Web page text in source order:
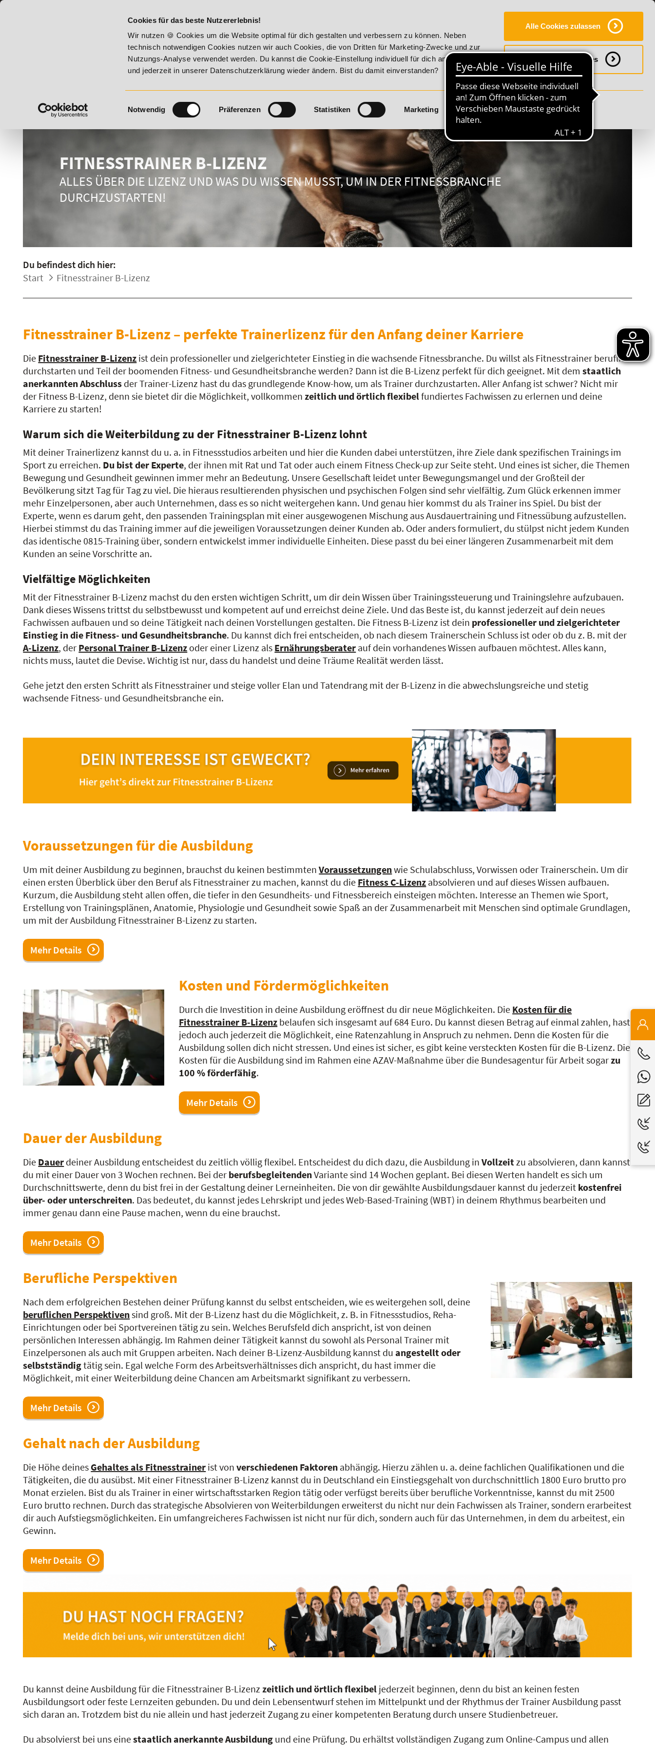
Cookies für das beste Nutzererlebnis!
Wir nutzen 🍪 Cookies um die Website optimal für dich gestalten und verbessern zu können. Neben
technisch notwendigen Cookies nutzen wir auch Cookies, die von Dritten für Marketing-Zwecke und zur
Nutzungs-Analyse verwendet werden. Du kannst die Cookie-Einstellung individuell für dich anpassen
und jederzeit in unserer Datenschutzerklärung wieder ändern. Bist du damit einverstanden?
Einwilligungsauswahl
Notwendig Präferenzen Statistiken Marketing Details anzeigen
Alle Cookies zulassen
Notwendige Cookies
KONTAKT FAQ ONLINE-CAMPUS
20% Rabatt bis 17. August 2026 - Summer Vitality! 20% Rabatt bis 17. August 2026 - Summer Vitality! 20% Rabatt bis 17. August 2026 - Summer Vitality!
FITNESSTRAINER B-LIZENZ
ALLES ÜBER DIE LIZENZ UND WAS DU WISSEN MUSST, UM IN DER FITNESSBRANCHE
DURCHZUSTARTEN!
Du befindest dich hier:
Start
Fitnesstrainer B-Lizenz
Fitnesstrainer B-Lizenz – perfekte Trainerlizenz für den Anfang deiner Karriere
Die Fitnesstrainer B-Lizenz ist dein professioneller und zielgerichteter Einstieg in die wachsende Fitnessbranche. Du willst als Fitnesstrainer beruflich
durchstarten und Teil der boomenden Fitness- und Gesundheitsbranche werden? Dann ist die B-Lizenz perfekt für dich geeignet. Mit demstaatlich
anerkannten Abschluss der Trainer-Lizenz hast du das grundlegende Know-how, um als Trainer durchzustarten. Aller Anfang ist schwer? Nicht mir
der Fitness B-Lizenz, denn sie bietet dir die Möglichkeit, vollkommenzeitlich und örtlich flexibelfundiertes Fachwissen zu erlernen und deine
Karriere zu starten!
Warum sich die Weiterbildung zu der Fitnesstrainer B-Lizenz lohnt
Mit deiner Trainerlizenz kannst du u. a. in Fitnessstudios arbeiten und hier die Kunden dabei unterstützen, ihre Ziele dank spezifischen Trainings im
Sport zu erreichen. Du bist der Experte, der ihnen mit Rat und Tat oder auch einem Fitness Check-up zur Seite steht. Und eines ist sicher, die Themen
Bewegung und Gesundheit gewinnen immer mehr an Bedeutung. Unsere Gesellschaft leidet unter Bewegungsmangel und der Großteil der
Bevölkerung sitzt Tag für Tag zu viel. Die hieraus resultierenden physischen und psychischen Folgen sind sehr vielfältig. Zum Glück erkennen immer
mehr Einzelpersonen, aber auch Unternehmen, dass es so nicht weitergehen kann. Und genau hier kommst du als Trainer ins Spiel. Du bist der
Experte, wenn es darum geht, den passenden Trainingsplan mit einer ausgewogenen Mischung aus Ausdauertraining und Fitnessübung aufzustellen.
Hierbei stimmst du das Training immer auf die jeweiligen Voraussetzungen deiner Kunden ab. Oder anders formuliert, du stülpst nicht jedem Kunden
das identische 0815-Training über, sondern entwickelst immer individuelle Einheiten. Diese passt du bei einer längeren Zusammenarbeit mit dem
Kunden an seine Vorschritte an.
Vielfältige Möglichkeiten
Mit der Fitnesstrainer B-Lizenz machst du den ersten wichtigen Schritt, um dir dein Wissen über Trainingssteuerung und Trainingslehre aufzubauen.
Dank dieses Wissens trittst du selbstbewusst und kompetent auf und erreichst deine Ziele. Und das Beste ist, du kannst jederzeit auf dein neues
Fachwissen aufbauen und so deine Tätigkeit nach deinen Vorstellungen gestalten. Die Fitness B-Lizenz ist dein professioneller und zielgerichteter
Einstieg in die Fitness- und Gesundheitsbranche. Du kannst dich frei entscheiden, ob nach diesem Trainerschein Schluss ist oder ob du z. B. mit der
A-Lizenz, der Personal Trainer B-Lizenz oder einer Lizenz als Ernährungsberater auf dein vorhandenes Wissen aufbauen möchtest. Alles kann,
nichts muss, lautet die Devise. Wichtig ist nur, dass du handelst und deine Träume Realität werden lässt.
Gehe jetzt den ersten Schritt als Fitnesstrainer und steige voller Elan und Tatendrang mit der B-Lizenz in die abwechslungsreiche und stetig
wachsende Fitness- und Gesundheitsbranche ein.
Voraussetzungen für die Ausbildung
Um mit deiner Ausbildung zu beginnen, brauchst du keinen bestimmtenVoraussetzungenwie Schulabschluss, Vorwissen oder Trainerschein. Um dir
einen ersten Überblick über den Beruf als Fitnesstrainer zu machen, kannst du die Fitness C-Lizenz absolvieren und auf dieses Wissen aufbauen.
Kurzum, die Ausbildung steht allen offen, die tiefer in den Gesundheits- und Fitnessbereich einsteigen möchten. Interesse an Themen wie Sport,
Erstellung von Trainingsplänen, Anatomie, Physiologie und Gesundheit sowie Spaß an der Zusammenarbeit mit Menschen sind optimale Grundlagen,
um mit der Ausbildung Fitnesstrainer B-Lizenz zu starten.
Mehr Details
Kosten und Fördermöglichkeiten
Durch die Investition in deine Ausbildung eröffnest du dir neue Möglichkeiten. Die Kosten für die
Fitnesstrainer B-Lizenz belaufen sich insgesamt auf 684 Euro. Du kannst diesen Betrag auf einmal zahlen, hast
jedoch auch jederzeit die Möglichkeit, eine Ratenzahlung in Anspruch zu nehmen. Denn die Kosten für die
Ausbildung sollen dich nicht stressen. Und eines ist sicher, es gibt keine versteckten Kosten für die B-Lizenz. Die
Kosten für die Ausbildung sind im Rahmen eine AZAV-Maßnahme über die Bundesagentur für Arbeit sogarzu
100 % förderfähig.
Mehr Details
Dauer der Ausbildung
Die Dauer deiner Ausbildung entscheidest du zeitlich völlig flexibel. Entscheidest du dich dazu, die Ausbildung inVollzeitzu absolvieren, dann kannst
du mit einer Dauer von 3 Wochen rechnen. Bei der berufsbegleitendenVariante sind 14 Wochen geplant. Bei diesen Werten handelt es sich um
Durchschnittswerte, denn du bist frei in der Gestaltung deiner Lerneinheiten. Die von dir gewählte Ausbildungsdauer kannst du jederzeit kostenfrei
über- oder unterschreiten. Das bedeutet, du kannst jedes Lehrskript und jedes Web-Based-Training (WBT) in deinem Rhythmus bearbeiten und
immer genau dann eine Pause machen, wenn du eine brauchst.
Mehr Details
Berufliche Perspektiven
Nach dem erfolgreichen Bestehen deiner Prüfung kannst du selbst entscheiden, wie es weitergehen soll, deine
beruflichen Perspektivensind groß. Mit der B-Lizenz hast du die Möglichkeit, z. B. in Fitnessstudios, Reha-
Einrichtungen oder bei Sportvereinen tätig zu sein. Welches Berufsfeld dich anspricht, ist von deinen
persönlichen Interessen abhängig. Im Rahmen deiner Tätigkeit kannst du sowohl als Personal Trainer mit
Einzelpersonen als auch mit Gruppen arbeiten. Nach deiner B-Lizenz-Ausbildung kannst du angestellt oder
selbstständigtätig sein. Egal welche Form des Arbeitsverhältnisses dich anspricht, du hast immer die
Möglichkeit, mit einer Weiterbildung deine Chancen am Arbeitsmarkt signifikant zu verbessern.
Mehr Details
Gehalt nach der Ausbildung
Die Höhe deines Gehaltes als Fitnesstrainer ist vonverschiedenen Faktoren abhängig. Hierzu zählen u. a. deine fachlichen Qualifikationen und die
Tätigkeiten, die du ausübst. Mit einer Fitnesstrainer B-Lizenz kannst du in Deutschland ein Einstiegsgehalt von durchschnittlich 1800 Euro brutto pro
Monat erzielen. Bist du als Trainer in einer wirtschaftsstarken Region tätig oder verfügst bereits über berufliche Vorkenntnisse, kannst du mit 2500
Euro brutto rechnen. Durch das strategische Absolvieren von Weiterbildungen erweiterst du nicht nur dein Fachwissen als Trainer, sondern erarbeitest
dir auch Aufstiegsmöglichkeiten. Ein umfangreicheres Fachwissen ist nicht nur für dich, sondern auch für das Unternehmen, in dem du arbeitest, ein
Gewinn.
Mehr Details
Du kannst deine Ausbildung für die Fitnesstrainer B-Lizenz zeitlich und örtlich flexibel jederzeit beginnen, denn du bist an keinen festen
Ausbildungsort oder feste Lernzeiten gebunden. Du und dein Lebensentwurf stehen im Mittelpunkt und der Rhythmus der Trainer Ausbildung passt
sich daran an. Trotzdem bist du nie allein und hast jederzeit Zugang zu einer kompetenten Beratung durch unsere Studienbetreuer.
Du absolvierst bei uns einestaatlich anerkannte Ausbildung und eine Prüfung. Du erhältst vollständigen Zugang zum Online-Campus und allen